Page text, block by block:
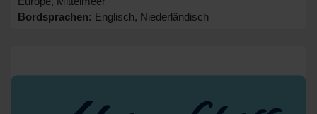
Bordsprachen: Englisch, Niederländisch